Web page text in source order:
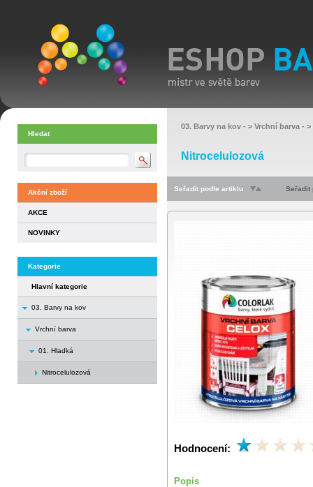
Hledat
Akční zboží
AKCE
NOVINKY
Kategorie
Hlavní kategorie
03. Barvy na kov
Vrchní barva
01. Hladká
Nitrocelulozová
03. Barvy na kov - > Vrchní barva - >
Nitrocelulozová
Seřadit podle artiklu Seřadit
Hodnocení:
Popis